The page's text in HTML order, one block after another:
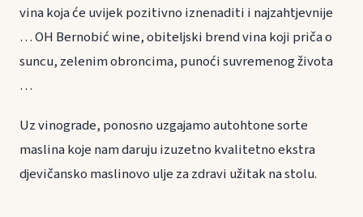
vina koja će uvijek pozitivno iznenaditi i najzahtjevnije
… OH Bernobić wine, obiteljski brend vina koji priča o
suncu, zelenim obroncima, punoći suvremenog života
…
Uz vinograde, ponosno uzgajamo autohtone sorte
maslina koje nam daruju izuzetno kvalitetno ekstra
djevičansko maslinovo ulje za zdravi užitak na stolu.